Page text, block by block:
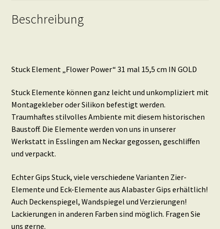
Beschreibung
Stuck Element „Flower Power“ 31 mal 15,5 cm IN GOLD
Stuck Elemente können ganz leicht und unkompliziert mit
Montagekleber oder Silikon befestigt werden.
Traumhaftes stilvolles Ambiente mit diesem historischen
Baustoff. Die Elemente werden von uns in unserer
Werkstatt in Esslingen am Neckar gegossen, geschliffen
und verpackt.
Echter Gips Stuck, viele verschiedene Varianten Zier-
Elemente und Eck-Elemente aus Alabaster Gips erhältlich!
Auch Deckenspiegel, Wandspiegel und Verzierungen!
Lackierungen in anderen Farben sind möglich. Fragen Sie
uns gerne.